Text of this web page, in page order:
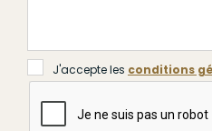
J'accepte les conditions